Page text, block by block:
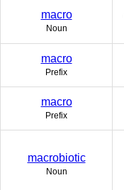
macro
Noun
macro
Prefix
macro
Prefix
macrobiotic
Noun